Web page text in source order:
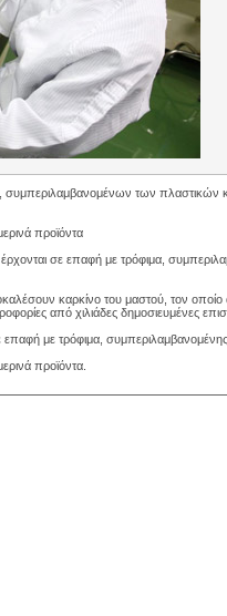
των
προϊόντα
σε επαφή με τρόφιμα,
καρκίνο του μαστού, τον
από χιλιάδες δημοσιευμένες
επαφή με τρόφιμα,
προϊόντα.